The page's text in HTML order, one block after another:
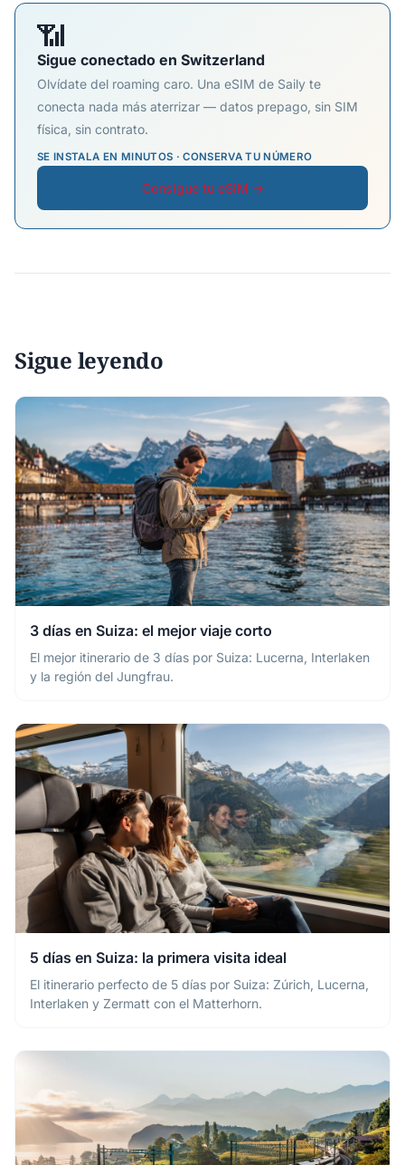
📶
Sigue conectado en Switzerland
Olvídate del roaming caro. Una eSIM de Saily te
conecta nada más aterrizar — datos prepago, sin SIM
física, sin contrato.
SE INSTALA EN MINUTOS · CONSERVA TU NÚMERO
Consigue tu eSIM →
Sigue leyendo
3 días en Suiza: el mejor viaje corto
El mejor itinerario de 3 días por Suiza: Lucerna, Interlaken
y la región del Jungfrau.
5 días en Suiza: la primera visita ideal
El itinerario perfecto de 5 días por Suiza: Zúrich, Lucerna,
Interlaken y Zermatt con el Matterhorn.